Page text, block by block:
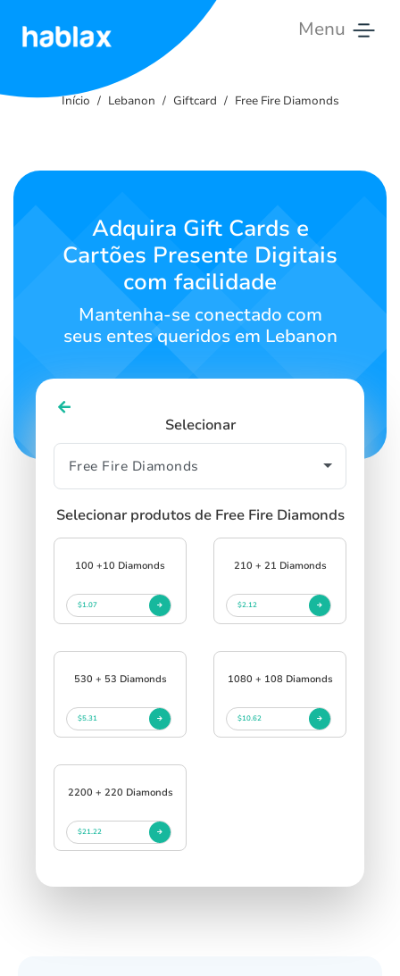
Menu
Tarifas
Fale
Conosco
Início Lebanon Giftcard Free Fire Diamonds
Adquira Gift Cards e
Cartões Presente Digitais
com facilidade
Mantenha-se conectado com
seus entes queridos em Lebanon
Selecionar
Selecionar produtos de Free Fire Diamonds
100 +10 Diamonds
$1.07
210 + 21 Diamonds
$2.12
530 + 53 Diamonds
$5.31
1080 + 108 Diamonds
$10.62
2200 + 220 Diamonds
$21.22